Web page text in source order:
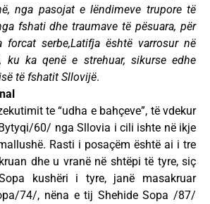
nga pasojat e lëndimeve trupore të
fshati dhe traumave të pësuara, për
forcat serbe,Latifja është varrosur në
ku ka qenë e strehuar, sikurse edhe
të fshatit Sllovijë.
te “udha e bahçeve”, të vdekur
60/ nga Sllovia i cili ishte në ikje
Rasti i posaçëm është ai i tre
dhe u vranë në shtëpi të tyre, siç
kushëri i tyre, janë masakruar
74/, nëna e tij Shehide Sopa /87/